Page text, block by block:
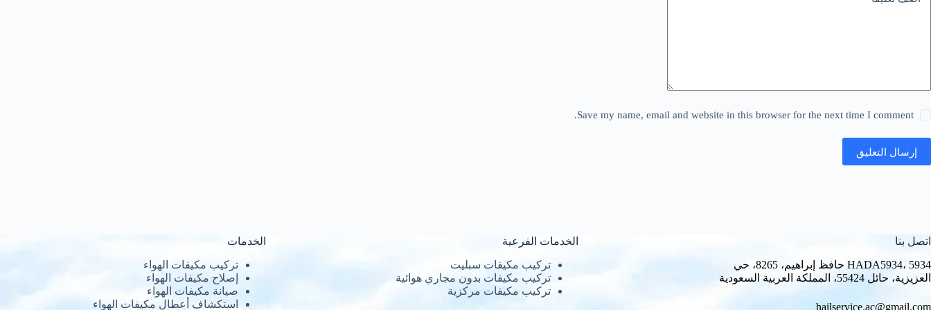
Save my name, email and website in this browser for the next time I comment.
إرسال التعليق
اتصل بنا
HADA5934، 5934 حافظ إبراهيم، 8265، حي
العزيزية، حائل 55424، المملكة العربية السعودية
hailservice.ac@gmail.com
الخدمات الفرعية
تركيب مكيفات سبليت
تركيب مكيفات بدون مجاري هوائية
تركيب مكيفات مركزية
الخدمات
تركيب مكيفات الهواء
إصلاح مكيفات الهواء
صيانة مكيفات الهواء
استكشاف أعطال مكيفات الهواء